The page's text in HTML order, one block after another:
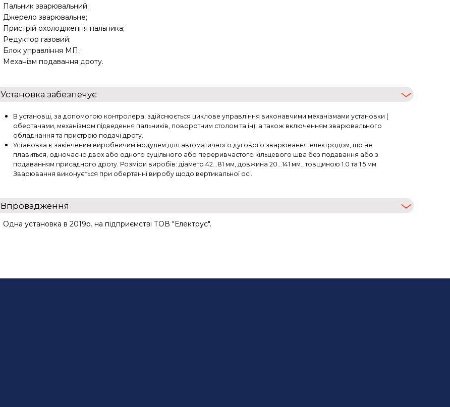
Пальник зварювальний;
Джерело зварювальне;
Пристрій охолодження пальника;
Редуктор газовий;
Блок управління МП;
Механізм подавання дроту.
Установка забезпечує
В установці, за допомогою контролера, здійснюється циклове управління виконавчими механізмами установки (
обертачами, механізмом підведення пальників, поворотним столом та ін), а також включенням зварювального
обладнання та пристрою подачі дроту.
Установка є закінченим виробничим модулем для автоматичного дугового зварювання електродом, що не
плавиться, одночасно двох або одного суцільного або переривчастого кільцевого шва без подавання або з
подаванням присадного дроту. Розміри виробів: діаметр 42...81 мм, довжина 20...141 мм., товщиною 1.0 та 1.5 мм.
Зварювання виконується при обертанні виробу щодо вертикальної осі.
Впровадження
Одна установка в 2019р. на підприємстві ТОВ "Електрус".